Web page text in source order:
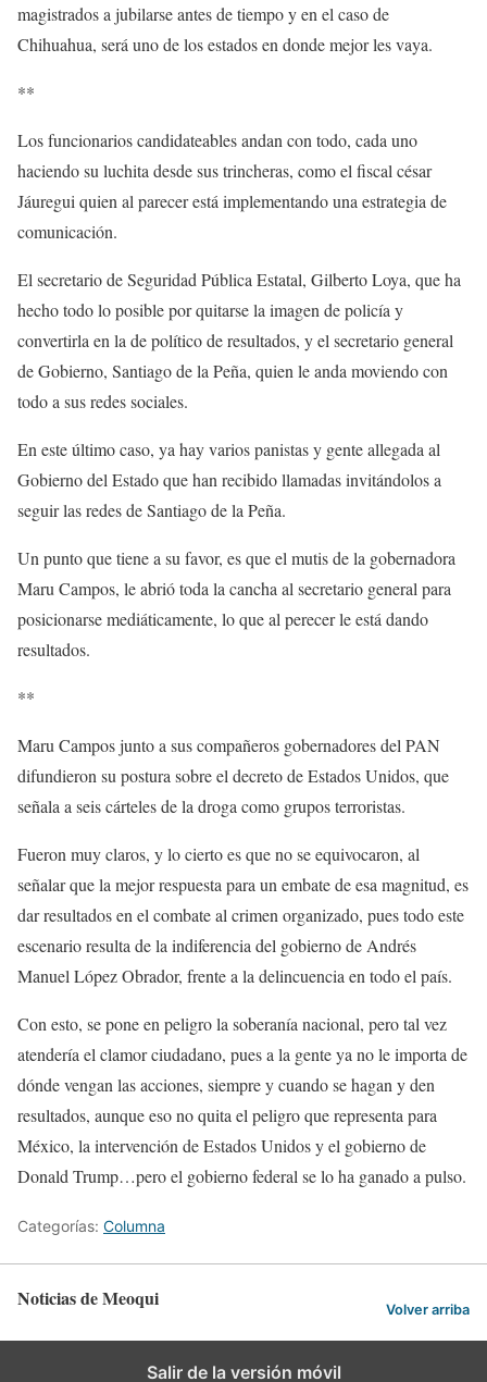
magistrados a jubilarse antes de tiempo y en el caso de
Chihuahua, será uno de los estados en donde mejor les vaya.
**
Los funcionarios candidateables andan con todo, cada uno
haciendo su luchita desde sus trincheras, como el fiscal césar
Jáuregui quien al parecer está implementando una estrategia de
comunicación.
El secretario de Seguridad Pública Estatal, Gilberto Loya, que ha
hecho todo lo posible por quitarse la imagen de policía y
convertirla en la de político de resultados, y el secretario general
de Gobierno, Santiago de la Peña, quien le anda moviendo con
todo a sus redes sociales.
En este último caso, ya hay varios panistas y gente allegada al
Gobierno del Estado que han recibido llamadas invitándolos a
seguir las redes de Santiago de la Peña.
Un punto que tiene a su favor, es que el mutis de la gobernadora
Maru Campos, le abrió toda la cancha al secretario general para
posicionarse mediáticamente, lo que al perecer le está dando
resultados.
**
Maru Campos junto a sus compañeros gobernadores del PAN
difundieron su postura sobre el decreto de Estados Unidos, que
señala a seis cárteles de la droga como grupos terroristas.
Fueron muy claros, y lo cierto es que no se equivocaron, al
señalar que la mejor respuesta para un embate de esa magnitud, es
dar resultados en el combate al crimen organizado, pues todo este
escenario resulta de la indiferencia del gobierno de Andrés
Manuel López Obrador, frente a la delincuencia en todo el país.
Con esto, se pone en peligro la soberanía nacional, pero tal vez
atendería el clamor ciudadano, pues a la gente ya no le importa de
dónde vengan las acciones, siempre y cuando se hagan y den
resultados, aunque eso no quita el peligro que representa para
México, la intervención de Estados Unidos y el gobierno de
Donald Trump…pero el gobierno federal se lo ha ganado a pulso.
Categorías: Columna
Noticias de Meoqui Volver arriba
Salir de la versión móvil